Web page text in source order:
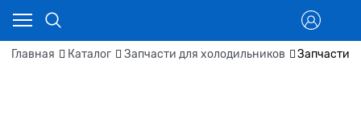
Главная Каталог Запчасти для холодильников Запчасти